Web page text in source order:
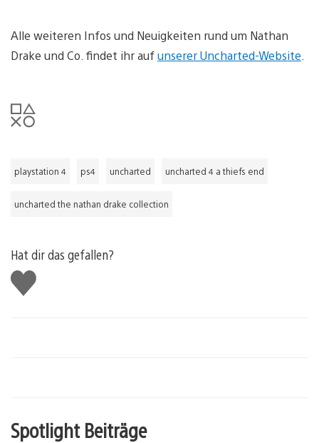
Alle weiteren Infos und Neuigkeiten rund um Nathan
Drake und Co. findet ihr aufunserer Uncharted-Website
playstation 4 ps4 uncharted uncharted 4 a thiefs end
uncharted the nathan drake collection
Hat dir das gefallen?
Gefällt
mir
Spotlight Beiträge